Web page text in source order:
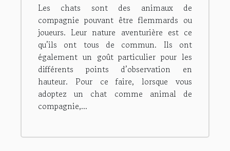
Les chats sont des animaux de
compagnie pouvant être flemmards ou
joueurs. Leur nature aventurière est ce
qu’ils ont tous de commun. Ils ont
également un goût particulier pour les
différents points d’observation en
hauteur. Pour ce faire, lorsque vous
adoptez un chat comme animal de
compagnie,...